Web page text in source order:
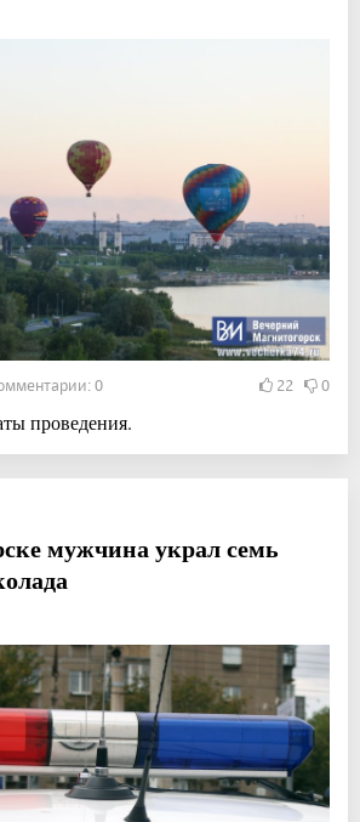
0 22 0
проведения.
мужчина украл семь